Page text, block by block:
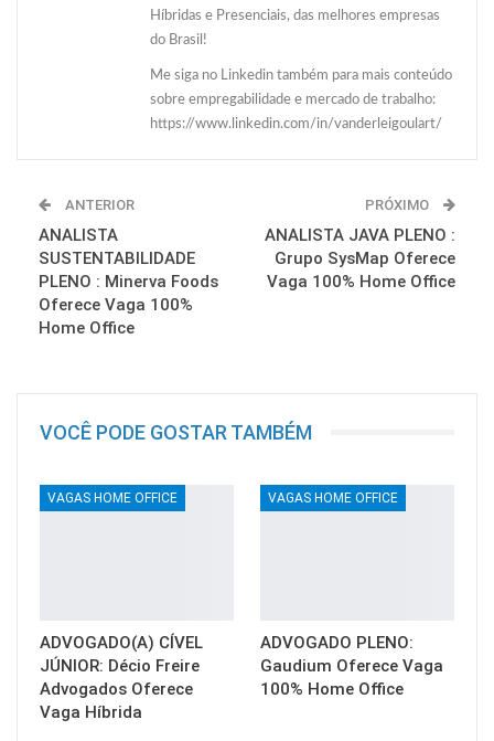
Híbridas e Presenciais, das melhores empresas
do Brasil!
Me siga no Linkedin também para mais conteúdo
sobre empregabilidade e mercado de trabalho:
https://www.linkedin.com/in/vanderleigoulart/
ANTERIOR
ANALISTA
SUSTENTABILIDADE
PLENO : Minerva Foods
Oferece Vaga 100%
Home Office
PRÓXIMO
ANALISTA JAVA PLENO :
Grupo SysMap Oferece
Vaga 100% Home Office
VOCÊ PODE GOSTAR TAMBÉM
VAGAS HOME OFFICE
ADVOGADO(A) CÍVEL
JÚNIOR: Décio Freire
Advogados Oferece
Vaga Híbrida
VAGAS HOME OFFICE
ADVOGADO PLENO:
Gaudium Oferece Vaga
100% Home Office